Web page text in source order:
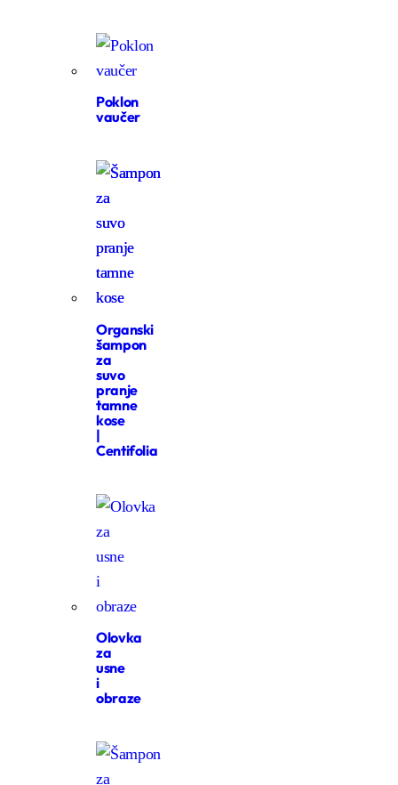
Poklon
vaučer
Organski
šampon
za
suvo
pranje
tamne
kose
|
Centifolia
Olovka
za
usne
i
obraze